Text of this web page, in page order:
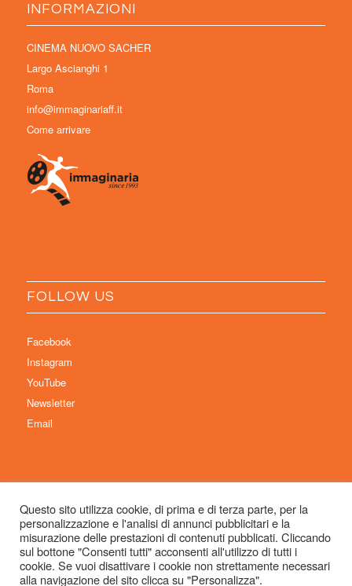
INFORMAZIONI
CINEMA NUOVO SACHER
Largo Ascianghi 1
Roma
info@immaginariaff.it
Come arrivare
FOLLOW US
Facebook
Instagram
YouTube
Newsletter
Email
© Copyright 2026 Immaginaria International Film Festival - Un progetto di:
Associazione Culturale Visibilia APS – Sede legale: Studio Commercialista
Dott.ssa Michela Sabattini, via D’Azeglio 71, 40123 Bologna –
Questo sito utilizza cookie, di prima e di terza parte, per la
personalizzazione e l'analisi di annunci pubblicitari e la
misurazione delle prestazioni di contenuti pubblicati. Cliccando
sul bottone "Consenti tutti" acconsenti all'utilizzo di tutti i
cookie. Se vuoi disattivare i cookie non strettamente necessari
alla navigazione del sito clicca su "Personalizza".